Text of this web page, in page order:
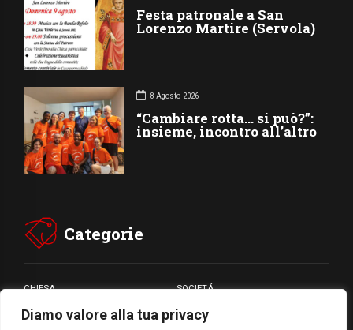
Diamo valore alla tua privacy
Festa patronale a San
Lorenzo Martire (Servola)
8 Agosto 2026
“Cambiare rotta… si può?”:
insieme, incontro all’altro
Categorie
CHIESA SOCIETÁ
CARITÁ GIUBILEO